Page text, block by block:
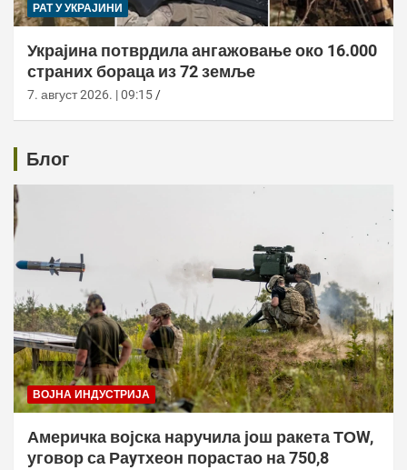
РАТ У УКРАЈИНИ
Украјина потврдила ангажовање око 16.000
страних бораца из 72 земље
7. август 2026. | 09:15
Блог
ВОЈНА ИНДУСТРИЈА
Америчка војска наручила још ракета ТОW,
уговор са Раyтхеон порастао на 750,8